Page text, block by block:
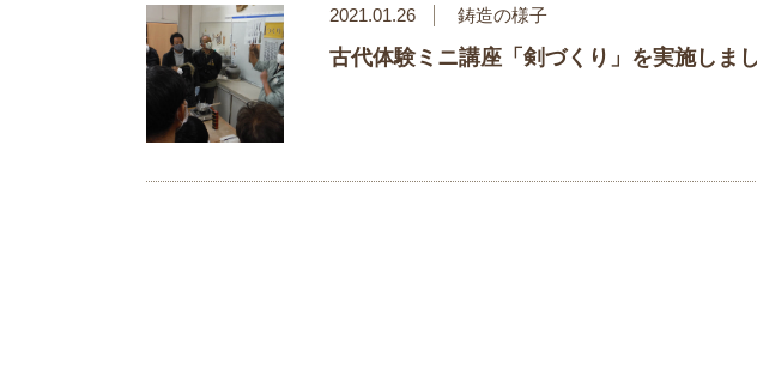
2021.01.26 鋳造の様子
古代体験ミニ講座「剣づくり」を実施しま